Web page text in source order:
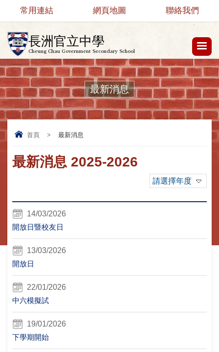
長洲官立中學
Cheung Chau Government Secondary School
常用連結 網頁地圖 聯絡我們
最新消息
首頁 > 最新消息
最新消息 2025-2026
請選擇年度
14/03/2026
開放日暨校友日
13/03/2026
開放日
22/01/2026
中六模擬試
19/01/2026
下學期開始